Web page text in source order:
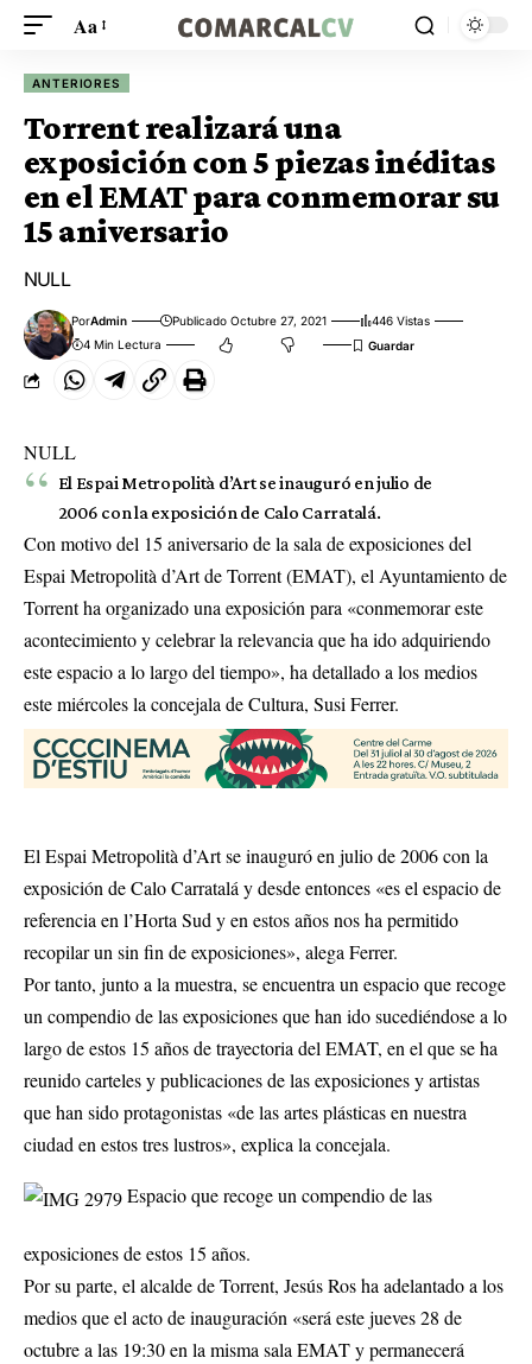
Aa
ANTERIORES
Torrent realizará una
exposición con 5 piezas inéditas
en el EMAT para conmemorar su
15 aniversario
NULL
PorAdmin Publicado Octubre 27, 2021
446 Vistas
4 Min Lectura
NULL
El Espai Metropolità d’Art se inauguró en julio de
2006 con la exposición de Calo Carratalá.
Con motivo del 15 aniversario de la sala de exposiciones del
Espai Metropolità d’Art de Torrent (EMAT), el Ayuntamiento de
Torrent ha organizado una exposición para «conmemorar este
acontecimiento y celebrar la relevancia que ha ido adquiriendo
este espacio a lo largo del tiempo», ha detallado a los medios
este miércoles la concejala de Cultura, Susi Ferrer.
El Espai Metropolità d’Art se inauguró en julio de 2006 con la
exposición de Calo Carratalá y desde entonces «es el espacio de
referencia en l’Horta Sud y en estos años nos ha permitido
recopilar un sin fin de exposiciones», alega Ferrer.
Por tanto, junto a la muestra, se encuentra un espacio que recoge
un compendio de las exposiciones que han ido sucediéndose a lo
largo de estos 15 años de trayectoria del EMAT, en el que se ha
reunido carteles y publicaciones de las exposiciones y artistas
que han sido protagonistas «de las artes plásticas en nuestra
ciudad en estos tres lustros», explica la concejala.
Espacio que recoge un compendio de las
exposiciones de estos 15 años.
Por su parte, el alcalde de Torrent, Jesús Ros ha adelantado a los
medios que el acto de inauguración «será este jueves 28 de
octubre a las 19:30 en la misma sala EMAT y permanecerá